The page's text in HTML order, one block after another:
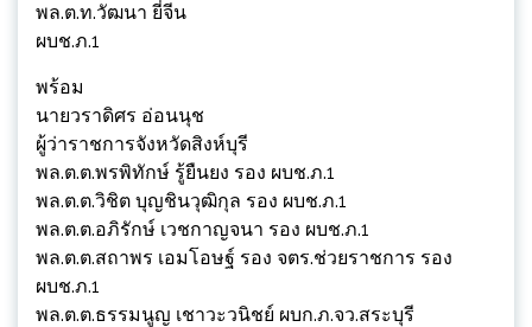
พล.ต.ท.วัฒนา ยี่จีน
ผบช.ภ.1
พร้อม
นายวราดิศร อ่อนนุช
ผู้ว่าราชการจังหวัดสิงห์บุรี
พล.ต.ต.พรพิทักษ์ รู้ยืนยง รอง ผบช.ภ.1
พล.ต.ต.วิชิต บุญชินวุฒิกุล รอง ผบช.ภ.1
พล.ต.ต.อภิรักษ์ เวชกาญจนา รอง ผบช.ภ.1
พล.ต.ต.สถาพร เอมโอษฐ์ รอง จตร.ช่วยราชการ รอง
ผบช.ภ.1
พล.ต.ต.ธรรมนูญ เชาวะวนิชย์ ผบก.ภ.จว.สระบุรี